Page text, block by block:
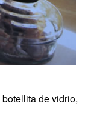
de vidrio,